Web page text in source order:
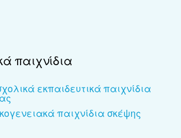
παιχνίδια
εκπαιδευτικά παιχνίδια
παιχνίδια σκέψης